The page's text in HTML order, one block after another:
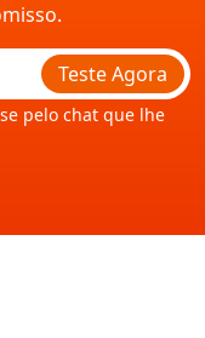
Teste Agora
pelo chat que lhe